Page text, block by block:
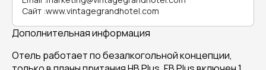
Сайт :www.vintagegrandhotel.com
Дополнительная информация
Отель работает по безалкогольной концепции,